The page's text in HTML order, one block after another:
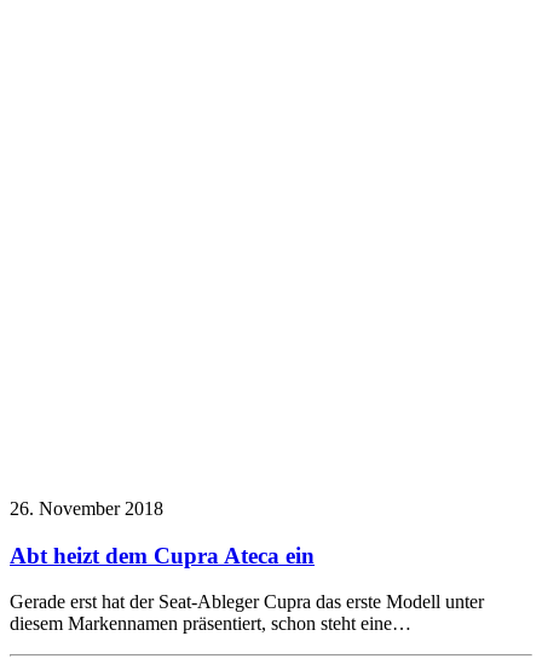
26. November 2018
Abt heizt dem Cupra Ateca ein
Gerade erst hat der Seat-Ableger Cupra das erste Modell unter
diesem Markennamen präsentiert, schon steht eine…